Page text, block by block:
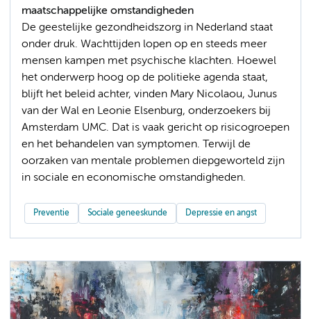
maatschappelijke omstandigheden
De geestelijke gezondheidszorg in Nederland staat
onder druk. Wachttijden lopen op en steeds meer
mensen kampen met psychische klachten. Hoewel
het onderwerp hoog op de politieke agenda staat,
blijft het beleid achter, vinden Mary Nicolaou, Junus
van der Wal en Leonie Elsenburg, onderzoekers bij
Amsterdam UMC. Dat is vaak gericht op risicogroepen
en het behandelen van symptomen. Terwijl de
oorzaken van mentale problemen diepgeworteld zijn
in sociale en economische omstandigheden.
Preventie Sociale geneeskunde Depressie en angst